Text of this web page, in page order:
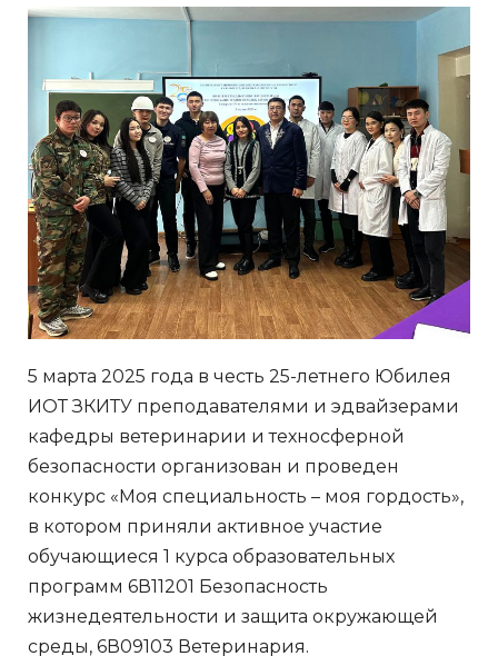
5 марта 2025 года в честь 25-летнего Юбилея
ИОТ ЗКИТУ преподавателями и эдвайзерами
кафедры ветеринарии и техносферной
безопасности организован и проведен
конкурс «Моя специальность – моя гордость»,
в котором приняли активное участие
обучающиеся 1 курса образовательных
программ 6В11201 Безопасность
жизнедеятельности и защита окружающей
среды, 6В09103 Ветеринария.